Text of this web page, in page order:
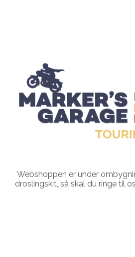
Webshoppen er under
droslingskit, så skal du ringe til